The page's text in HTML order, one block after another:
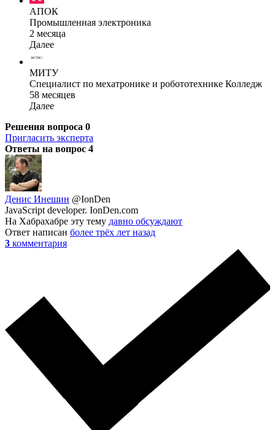
АПОК
Промышленная электроника
2 месяца
Далее
МИТУ
Специалист по мехатронике и робототехнике Колледж
58 месяцев
Далее
Решения вопроса 0
Пригласить эксперта
Ответы на вопрос 4
Денис Инешин @IonDen
JavaScript developer. IonDen.com
На Хабрахабре эту тему давно обсуждают
Ответ написан более трёх лет назад
3 комментария